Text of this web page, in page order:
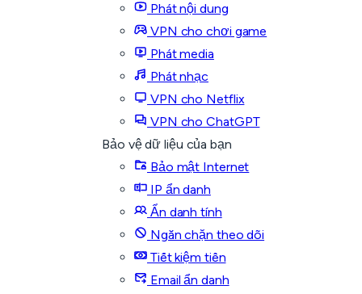
Phát nội dung
VPN cho chơi game
Phát media
Phát nhạc
VPN cho Netflix
VPN cho ChatGPT
Bảo vệ dữ liệu của bạn
Bảo mật Internet
IP ẩn danh
Ẩn danh tính
Ngăn chặn theo dõi
Tiết kiệm tiền
Email ẩn danh